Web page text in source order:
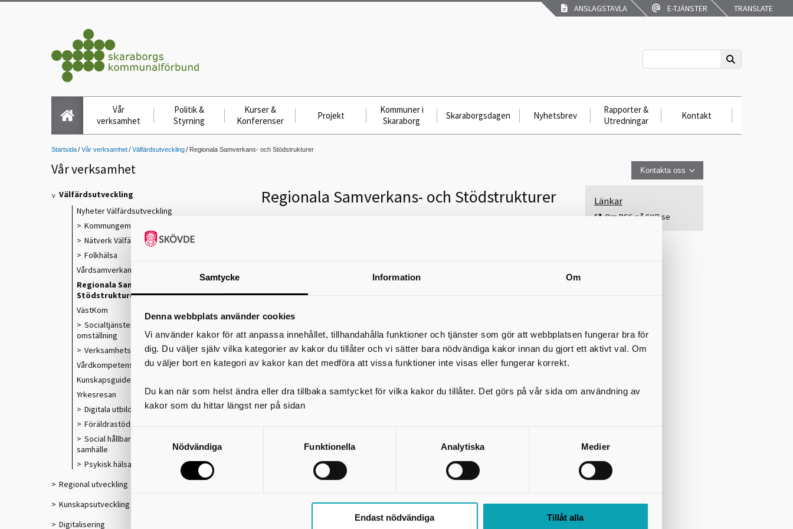
Samtycke Information Om
Denna webbplats använder cookies
Vi använder kakor för att anpassa innehållet, tillhandahålla funktioner och tjänster som gör att webbplatsen fungerar bra för
dig. Du väljer själv vilka kategorier av kakor du tillåter och vi sätter bara nödvändiga kakor innan du gjort ett aktivt val. Om
du väljer bort en kategori av kakor kan det medföra att vissa funktioner inte visas eller fungerar korrekt.
Du kan när som helst ändra eller dra tillbaka samtycket för vilka kakor du tillåter. Det görs på vår sida om användning av
kakor som du hittar längst ner på sidan
Nödvändiga Funktionella Analytiska Medier
Endast nödvändiga Tillåt alla
ANSLAGSTAVLA E-TJÄNSTER TRANSLATE
Vår
verksamhet
Politik &
Styrning
Kurser &
Konferenser
Projekt
Kommuner i
Skaraborg
Skaraborgsdagen Nyhetsbrev
Rapporter &
Utredningar
Kontakt
Startsida Vår verksamhet Välfärdsutveckling Regionala Samverkans- och Stödstrukturer
Vår verksamhet
Välfärdsutveckling
Nyheter Välfärdsutveckling
Kommungemensamma verksamheter
Nätverk Välfärdsutveckling
Folkhälsa
Vårdsamverkan
Regionala Samverkans- och
Stödstrukturer
VästKom
Socialtjänstens och välfärdens
omställning
Verksamhetsförlagd utbildning
Vårdkompetensråd
Kunskapsguiden
Yrkesresan
Digitala utbildningar
Föräldrastödsprogram
Social hållbarhet i ett växande
samhälle
Psykisk hälsa och suicidprevention
Regional utveckling
Kunskapsutveckling
Digitalisering
Kontakta oss
Regionala Samverkans- och Stödstrukturer
​Stödstrukturerna syftar till att skapa förbättrade förutsättningar för att bedriva
Länkar
Om RSS på SKR.se